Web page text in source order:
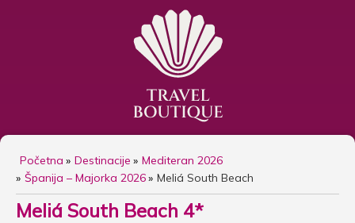
Početna Destinacije
Mediteran 2026
Španija – Majorka 2026
Meliá South Beach
Meliá South Beach 4*